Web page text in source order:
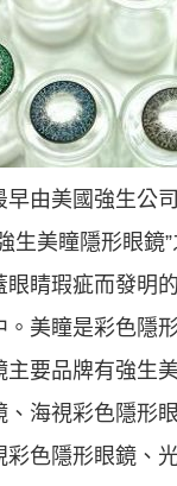
早由美國強生公
生美瞳隱形眼鏡
眼睛瑕疵而發明
。美瞳是彩色隱
主要品牌有強生
、海視彩色隱形
彩色隱形眼鏡、